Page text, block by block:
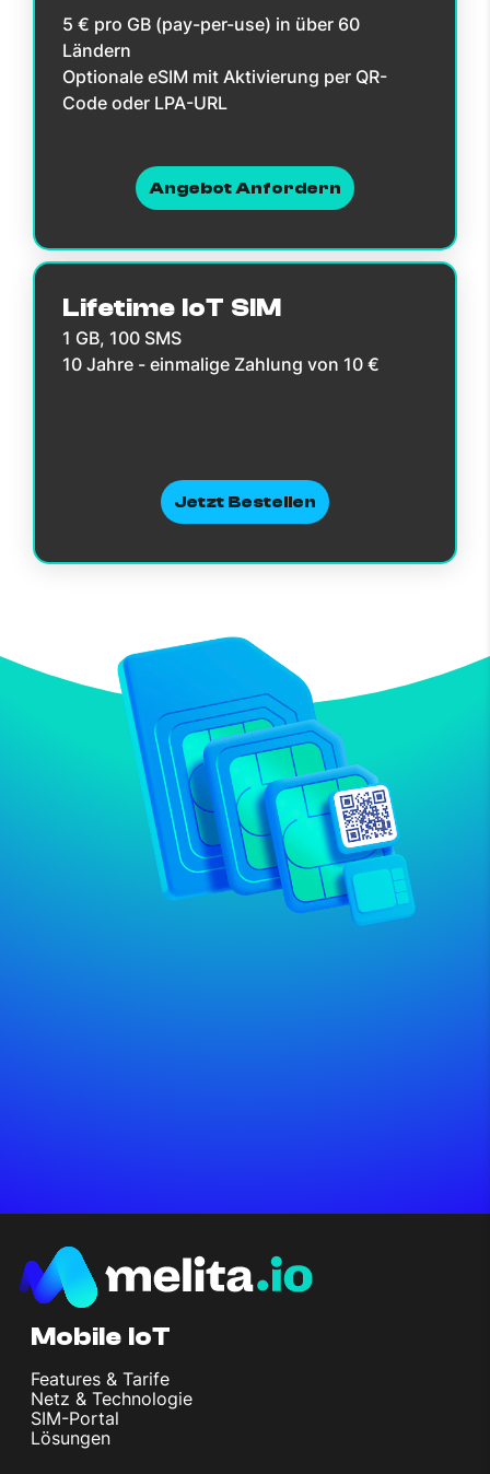
5 € pro GB (pay-per-use) in über 60
Ländern
Optionale eSIM mit Aktivierung per QR-
Code oder LPA-URL
Angebot Anfordern
Lifetime IoT SIM
1 GB, 100 SMS
10 Jahre - einmalige Zahlung von 10 €
Jetzt Bestellen
Mobile IoT
Features & Tarife
Netz & Technologie
SIM-Portal
Lösungen